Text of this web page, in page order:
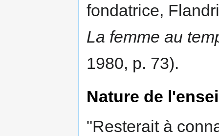
fondatrice,
La femme au
1980, p. 73).
Nature de
"Resterait à